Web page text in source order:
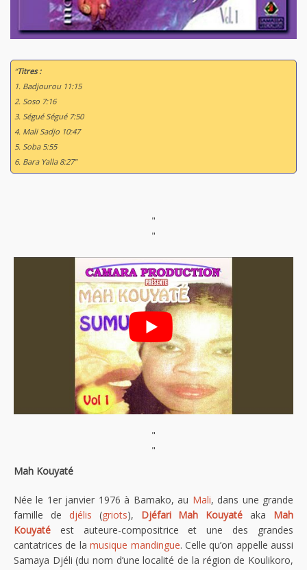
“Titres :
1. Badjourou 11:15
2. Soso 7:16
3. Ségué Ségué 7:50
4. Mali Sadjo 10:47
5. Soba 5:55
6. Bara Yalla 8:27”
"
"
"
"
Mah Kouyaté
Née le 1er janvier 1976 à Bamako, au Mali, dans une grande
famille de djélis (griots), Djéfari Mah Kouyaté aka Mah
Kouyaté est auteure-compositrice et une des grandes
cantatrices de lamusique mandingue. Celle qu’on appelle aussi
Samaya Djéli (du nom d’une localité de la région de Koulikoro,